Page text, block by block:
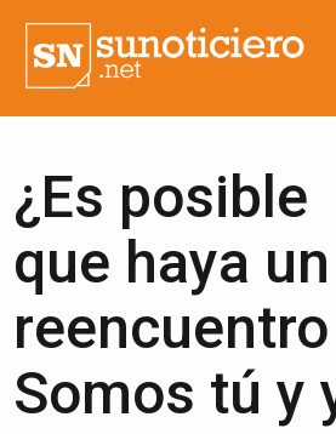
¿Es posible
que haya un
Somos tú y